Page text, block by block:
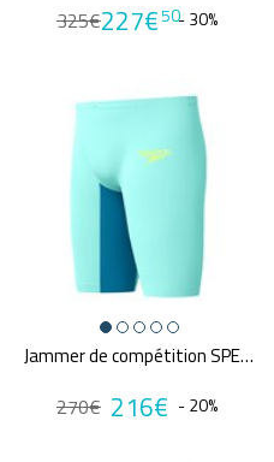
325€227€50- 30%
Jammer de compétition SPEEDO FS LZR PURE VALOR 2.0 BLU/GRN
270€ 216€ - 20%